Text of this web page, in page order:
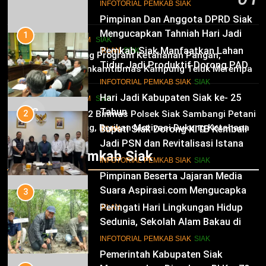
Pimpinan Dan Anggota DPRD Siak
Mengucapkan Tahniah Hari Jadi
Kabupaten Siak Ke-25 Tahun
IKLAN SIAK
11
Hari Jadi Kabupaten Siak ke- 25
Tahun
IKLAN
12
Pimpinan Beserta Jajaran Media
Suara Aspirasi.com Mengucapkan
Selamat HUT RI Ke-79
IKLAN
13
Pemerintah Kabupaten Siak
02
HUKRIM SIAK
Dukung Program Ketahanan Pangan,
Bhabinkamtibmas Kampung Teluk Merempan
Tinjau Tanaman Jagung Waga
03
HUKRIM SIAK
Panit 2 Binmas Polsek Siak Sambangi Petani
Jagung, Berikan Motivasi Dukung Ketahanan
Pangan Nasional
Infotorial Pemkab Siak
INFOTORIAL PEMKAB SIAK
1
Pemkab Siak Manfaatkan Lahan
Tidur Jadi Produktif Dorong PAD
dan Kesejahteraan Warga
INFOTORIAL PEMKAB SIAK SIAK
2
Bupati Siak Dorong KITB Kembali
Jadi PSN dan Revitalisasi Istana
Kesultanan Siak
INFOTORIAL PEMKAB SIAK SIAK
3
Peringati Hari Lingkungan Hidup
Sedunia, Sekolah Alam Bakau di
Siak Cetak Generasi Penjaga
Pesisir
INFOTORIAL PEMKAB SIAK SIAK